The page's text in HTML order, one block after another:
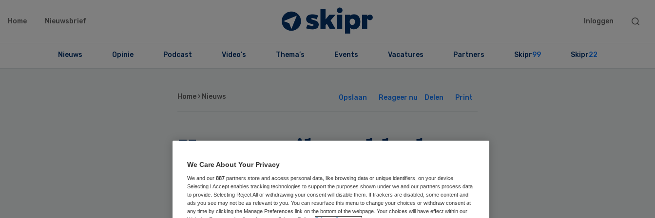
Home Nieuwsbrief Inloggen
Search
Nieuws Opinie Podcast Video’s Thema’s Events Vacatures Partners Skipr99 Skipr22
Home › Nieuws Opslaan Reageer nu Delen Print
Kamer wil snel hulp
slachtoffers misbruik
We Care About Your Privacy
We and our 887 partners store and access personal data, like browsing data or unique identifiers, on your device.
Selecting I Accept enables tracking technologies to support the purposes shown under we and our partners process data
to provide. Selecting Reject All or withdrawing your consent will disable them. If trackers are disabled, some content and
ads you see may not be as relevant to you. You can resurface this menu to change your choices or withdraw consent at
any time by clicking the Manage Preferences link on the bottom of the webpage. Your choices will have effect within our